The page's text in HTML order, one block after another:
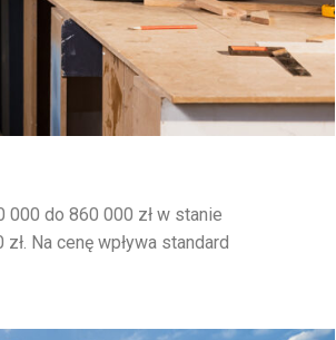
do 860 000 zł w stanie
Na cenę wpływa standard